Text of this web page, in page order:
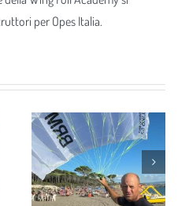
per Opes Italia.